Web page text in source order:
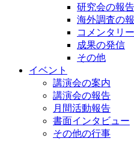
研究会の報告
海外調査の
コメンタリー
成果の発信
その他
イベント
講演会の案内
講演会の報告
月間活動報告
書面インタビュー
その他の行事